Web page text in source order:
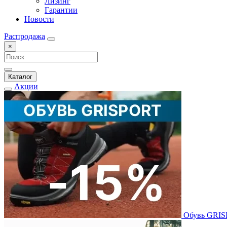
Гарантии
Новости
Распродажа
×
Каталог
Акции
Обувь